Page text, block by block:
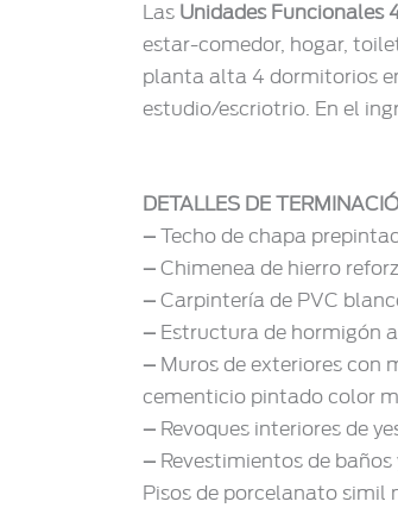
Las Unidades Funcionales
estar-comedor, hogar,
planta alta 4 dormitorios
estudio/escriotrio. En el
DETALLES DE
– Techo de chapa
– Chimenea de hierro
– Carpintería de PVC
– Estructura de hormigón
– Muros de exteriores con
cementicio pintado color
– Revoques interiores de
– Revestimientos de
Pisos de porcelanato simil